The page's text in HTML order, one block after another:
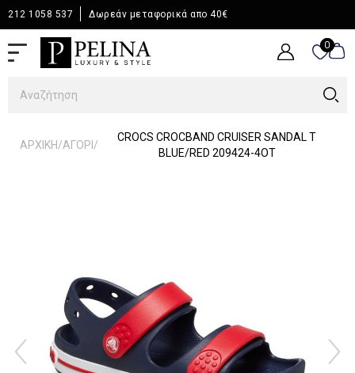
212 1058 537 Δωρεάν μεταφορικά απο 40€
0
0
ΑΡΧΙΚΉ/ΑΓΟΡΙ /
CROCS CROCBAND CRUISER SANDAL T
BLUE/RED 209424-4OT